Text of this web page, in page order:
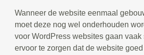
Wanneer de website eenmaal
moet deze nog wel onderhouden
voor WordPress websites gaan vaak
ervoor te zorgen dat de website